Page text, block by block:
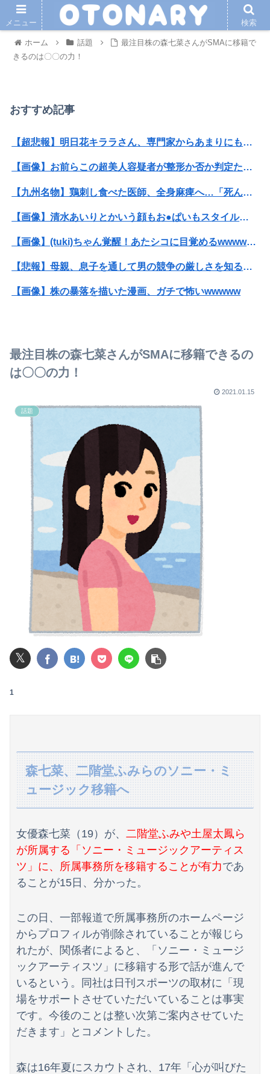
ホーム 話題
最注目株の森七菜さんがSMAに移籍で
きるのは〇〇の力！
おすすめ記事
【超悲報】明日花キララさん、専門家からあまりにも非情な一言を告げられる
【画像】お前らこの超美人容疑者が整形か否か判定たのむ！！
【九州名物】鶏刺し食べた医師、全身麻痺へ…「死んだほうが良かったと思っていた」
【画像】清水あいりとかいう顔もお●ぱいもスタイルも面白さも完璧なやつｗｗｗｗｗｗ
【画像】(tuki)ちゃん覚醒！あたシコに目覚めるwwwwwww
【悲報】母親、息子を通して男の競争の厳しさを知るｗｗｗｗ
【画像】株の暴落を描いた漫画、ガチで怖いwwwww
韓国人「世界初の巨大ロボット『鉄人28号』の歴史的価値に韓国人が衝撃！半世紀以上前に誕生した日本のクリエイティブに驚きの声」
【追放された転生重騎士】急に面白くなるじゃん…
ディズニー結婚式、80人で540万円…ヤバすぎる😨
お前らこんな元ヤリマンと結婚できるか？？
【朗報】冨里奈央のバスト、もう大変なことになってるって...
義母が初対面の私の父を学校もろくに出ていないんでしょ？」と見下した。しかし父が漁業を経営していると知ると…
【画像】ギャル「妹の豊胸お○ぱいおもろすぎ！」www
最注目株の森七菜さんがSMAに移籍できるの
は〇〇の力！
2021.01.15
話題
𝕏
1
森七菜、二階堂ふみらのソニー・ミ
ュージック移籍へ
女優森七菜（19）が、 二階堂ふみや土屋太鳳ら
が所属する「ソニー・ミュージックアーティス
ツ」に、所属事務所を移籍することが有力であ
ることが15日、分かった。
この日、一部報道で所属事務所のホームページ
からプロフィルが削除されていることが報じら
れたが、関係者によると、「ソニー・ミュージ
ックアーティスツ」に移籍する形で話が進んで
いるという。同社は日刊スポーツの取材に「現
場をサポートさせていただいていることは事実
です。今後のことは整い次第ご案内させていた
だきます」とコメントした。
森は16年夏にスカウトされ、17年「心が叫びた
メニュー 検索